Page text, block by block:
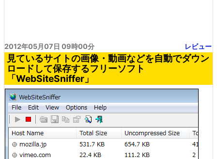
2012年05月07日 09時00分 レビュー
見ているサイトの画像・動画などを自動でダウン
ロードして保存するフリーソフト
「WebSiteSniffer」